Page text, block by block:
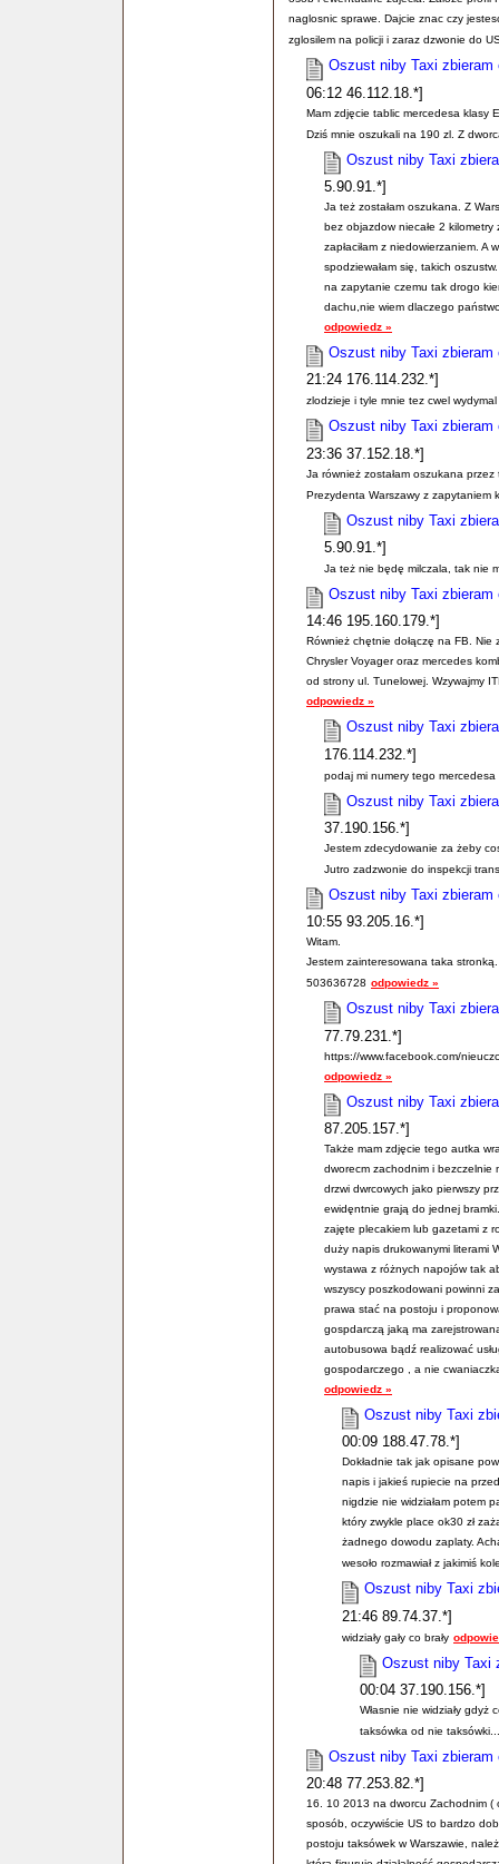
naglosnic sprawe. Dajcie znac czy
zglosilem na policji i zaraz dzwonie do
Oszust niby Taxi
06:12 46.112.18.*]
Mam zdjęcie tablic mercedesa klasy
Dziś mnie oszukali na 190 zl. Z
Oszust niby Taxi
5.90.91.*]
Ja też zostałam oszukana. Z
bez objazdow niecałe 2 kilometry
zapłaciłam z niedowierzaniem. A
spodziewałam się, takich
na zapytanie czemu tak drogo
dachu,nie wiem dlaczego
odpowiedz »
Oszust niby Taxi
21:24 176.114.232.*]
zlodzieje i tyle mnie tez cwel
Oszust niby Taxi
23:36 37.152.18.*]
Ja również zostałam oszukana
Prezydenta Warszawy z zapytaniem
Oszust niby Taxi
5.90.91.*]
Ja też nie będę milczala, tak nie
Oszust niby Taxi
14:46 195.160.179.*]
Również chętnie dołączę na FB.
Chrysler Voyager oraz mercedes
od strony ul. Tunelowej. Wzywajmy
odpowiedz »
Oszust niby Taxi
176.114.232.*]
podaj mi numery tego mercedesa
Oszust niby Taxi
37.190.156.*]
Jestem zdecydowanie za żeby
Jutro zadzwonie do inspekcji
Oszust niby Taxi
10:55 93.205.16.*]
Witam.
Jestem zainteresowana taka
503636728 odpowiedz »
Oszust niby Taxi
77.79.231.*]
https://www.facebook.com/
odpowiedz »
Oszust niby Taxi
87.205.157.*]
Także mam zdjęcie tego autka
dworecm zachodnim i bezczelnie
drzwi dwrcowych jako pierwszy
ewidęntnie grają do jednej
zajęte plecakiem lub gazetami z
duży napis drukowanymi literami
wystawa z różnych napojów tak
wszyscy poszkodowani powinni
prawa stać na postoju i
gospdarczą jaką ma
autobusowa bądź realizować
gospodarczego , a nie
odpowiedz »
Oszust niby Taxi
00:09 188.47.78.*]
Dokładnie tak jak opisane
napis i jakieś rupiecie na
nigdzie nie widziałam potem
który zwykle place ok30 zł
żadnego dowodu zaplaty.
wesoło rozmawiał z jakimiś
Oszust niby Taxi
21:46 89.74.37.*]
widziały gały co brały
Oszust niby Taxi
00:04 37.190.156.*]
Własnie nie widziały gdyż
taksówka od nie
Oszust niby Taxi
20:48 77.253.82.*]
16. 10 2013 na dworcu Zachodnim (
sposób, oczywiście US to bardzo
postoju taksówek w Warszawie,